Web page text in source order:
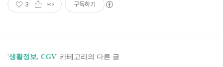
3 구독하기
'생활정보, CGV' 카테고리의 다른 글